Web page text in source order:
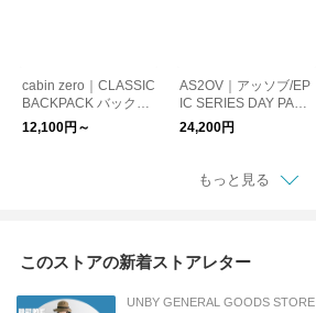
cabin zero｜CLASSIC
BACKPACK バックパ
ック リュック
12,100円～
AS2OV｜アッソブ/EP
IC SERIES DAY PACK
バックパック リュッ
24,200円
もっと見る
このストアの新着ストアレター
UNBY GENERAL GOODS STORE